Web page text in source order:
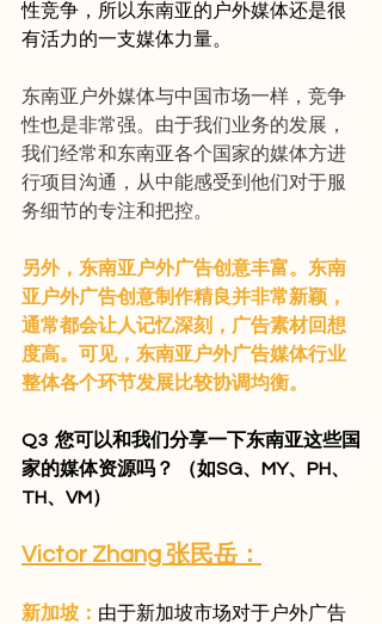
性竞争，所以东南亚的户外媒体还是很
有活力的一支媒体力量。
东南亚户外媒体与中国市场一样，竞争
性也是非常强。由于我们业务的发展，
我们经常和东南亚各个国家的媒体方进
行项目沟通，从中能感受到他们对于服
务细节的专注和把控。
另外，东南亚户外广告创意丰富。东南
亚户外广告创意制作精良并非常新颖，
通常都会让人记忆深刻，广告素材回想
度高。可见，东南亚户外广告媒体行业
整体各个环节发展比较协调均衡。
Q3  您可以和我们分享一下东南亚这些国
家的媒体资源吗？ （如SG、MY、PH、
TH、VM）
Victor Zhang 张民岳：
新加坡： 由于新加坡市场对于户外广告